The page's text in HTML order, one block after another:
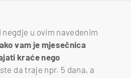
negdje u ovim navedenim
vam je mjesečnica
kraće nego
da traje npr. 5 dana, a